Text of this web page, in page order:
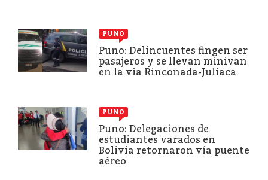
PUNO
Puno: Delincuentes fingen ser
pasajeros y se llevan minivan
en la vía Rinconada-Juliaca
PUNO
Puno: Delegaciones de
estudiantes varados en
Bolivia retornaron vía puente
aéreo